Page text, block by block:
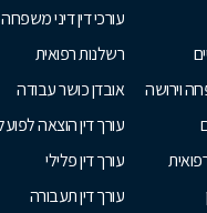
וירושה
עורכי דין דיני משפחה
רשלנות רפואית
אובדן כושר עבודה
עורך דין הוצאה
עורך דין פלילי
עורך דין תעבורה